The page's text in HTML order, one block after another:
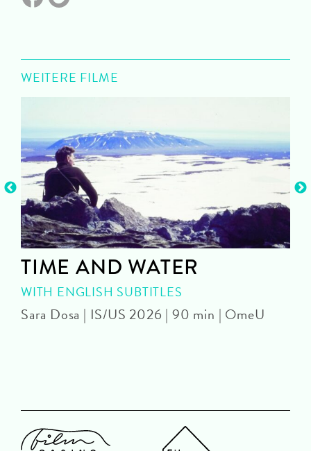
WEITERE FILME
TIME AND WATER
WITH ENGLISH SUBTITLES
Sara Dosa | IS/US 2026 | 90 min | OmeU